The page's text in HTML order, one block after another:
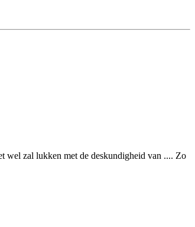
wel zal lukken met de deskundigheid van .... Zo